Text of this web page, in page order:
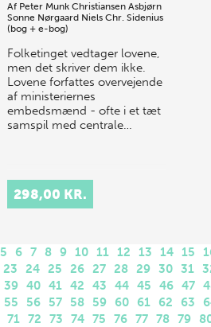
Af Peter Munk Christiansen Asbjørn
Sonne Nørgaard Niels Chr. Sidenius
(bog + e-bog)
Folketinget vedtager lovene,
men det skriver dem ikke.
Lovene forfattes overvejende
af ministeriernes
embedsmænd - ofte i et tæt
samspil med centrale…
298,00 KR.
5 6 7 8 9 10 11 12 13 14 15
23 24 25 26 27 28 29 30 31
39 40 41 42 43 44 45 46 47
55 56 57 58 59 60 61 62 63
71 72 73 74 75 76 77 78 79